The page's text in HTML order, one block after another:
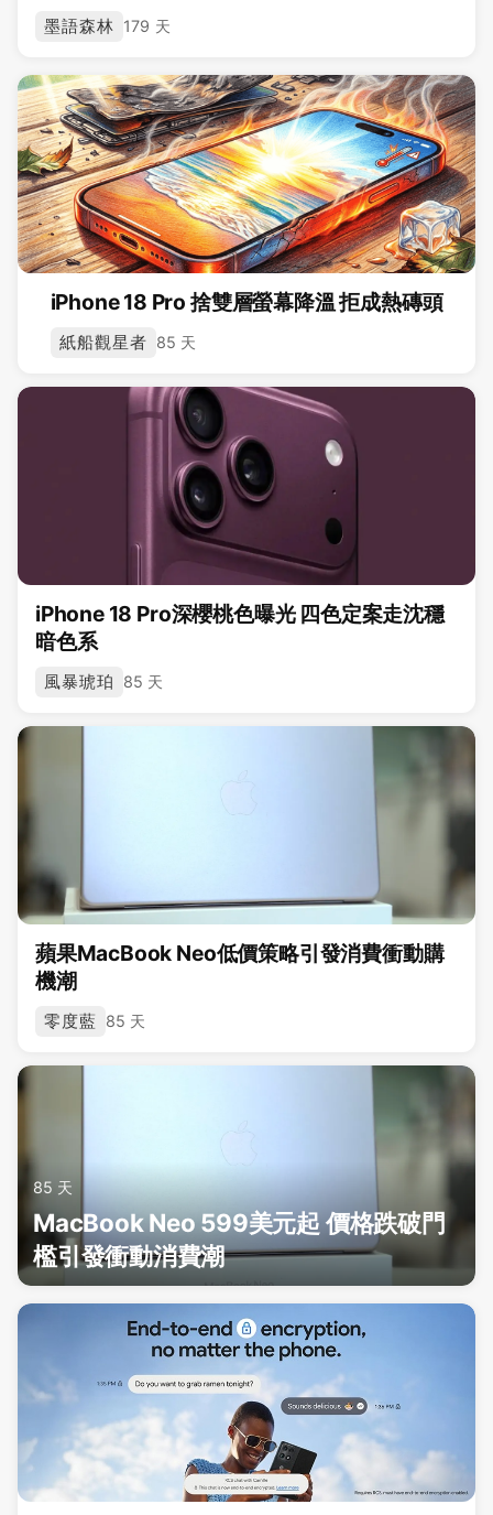
墨語森林 179 天
iPhone 18 Pro 捨雙層螢幕降溫 拒成熱磚頭
紙船觀星者 85 天
iPhone 18 Pro深櫻桃色曝光 四色定案走沈穩
暗色系
風暴琥珀 85 天
蘋果MacBook Neo低價策略引發消費衝動購
機潮
零度藍 85 天
85 天
MacBook Neo 599美元起 價格跌破門
檻引發衝動消費潮